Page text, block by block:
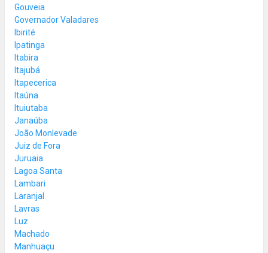
Gouveia
Governador Valadares
Ibirité
Ipatinga
Itabira
Itajubá
Itapecerica
Itaúna
Ituiutaba
Janaúba
João Monlevade
Juiz de Fora
Juruaia
Lagoa Santa
Lambari
Laranjal
Lavras
Luz
Machado
Manhuaçu